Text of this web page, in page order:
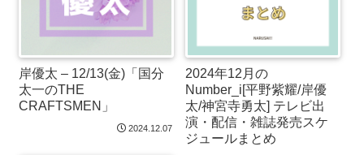
岸優太 – 12/13(金)「国分
太一のTHE
CRAFTSMEN」
2024.12.07
2024年12月の
Number_i[平野紫耀/岸優
太/神宮寺勇太] テレビ出
演・配信・雑誌発売スケ
ジュールまとめ